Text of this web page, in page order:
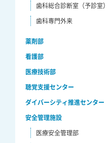
歯科総合診断室（予診室）
歯科専門外来
薬剤部
看護部
医療技術部
聴覚支援センター
ダイバーシティ推進センター
安全管理施設
医療安全管理部